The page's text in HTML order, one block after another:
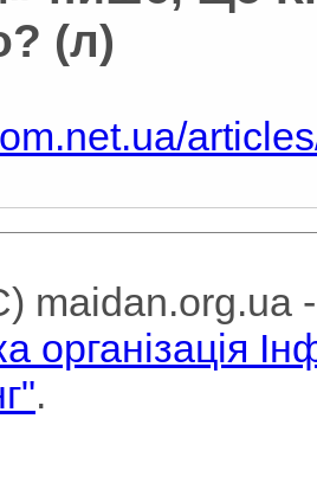
(л)
maidan.org.ua
організація
.